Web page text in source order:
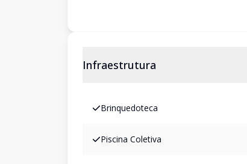
Infraestrutura
Brinquedoteca
Piscina Coletiva